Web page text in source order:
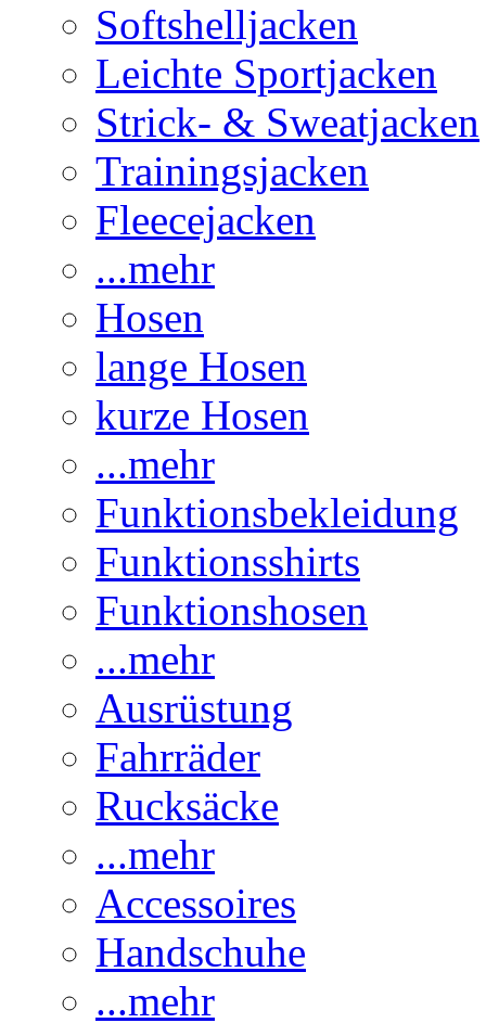
Softshelljacken
Leichte Sportjacken
Strick- & Sweatjacken
Trainingsjacken
Fleecejacken
...mehr
Hosen
lange Hosen
kurze Hosen
...mehr
Funktionsbekleidung
Funktionsshirts
Funktionshosen
...mehr
Ausrüstung
Fahrräder
Rucksäcke
...mehr
Accessoires
Handschuhe
...mehr